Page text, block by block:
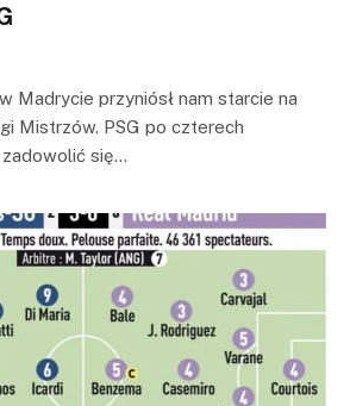
Madrycie przyniósł nam starcie na
Mistrzów. PSG po czterech
zadowolić się…